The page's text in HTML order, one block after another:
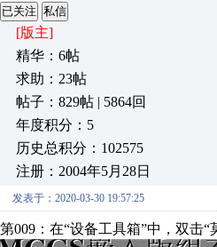
已关注 私信
[版主]
精华：6帖
求助：23帖
帖子：829帖 | 5864回
年度积分：5
历史总积分：102575
注册：2004年5月28日
发表于：2020-03-30 19:57:25
第009：在“设备工具箱”中，双击